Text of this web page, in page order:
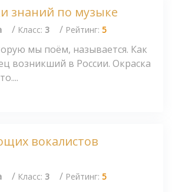
знаний по музыке
/ Класс: 3 / Рейтинг: 5
мы поём, называется. Как
возникший в России. Окраска
вокалистов
/ Класс: 3 / Рейтинг: 5